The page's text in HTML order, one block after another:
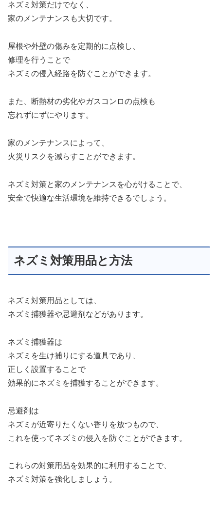
ネズミ対策だけでなく、
家のメンテナンスも大切です。
屋根や外壁の傷みを定期的に点検し、
修理を行うことで
ネズミの侵入経路を防ぐことができます。
また、断熱材の劣化やガスコンロの点検も
忘れずにずにやります。
家のメンテナンスによって、
火災リスクを減らすことができます。
ネズミ対策と家のメンテナンスを心がけることで、
安全で快適な生活環境を維持できるでしょう。
ネズミ対策用品と方法
ネズミ対策用品としては、
ネズミ捕獲器や忌避剤などがあります。
ネズミ捕獲器は
ネズミを生け捕りにする道具であり、
正しく設置することで
効果的にネズミを捕獲することができます。
忌避剤は
ネズミが近寄りたくない香りを放つもので、
これを使ってネズミの侵入を防ぐことができます。
これらの対策用品を効果的に利用することで、
ネズミ対策を強化しましょう。